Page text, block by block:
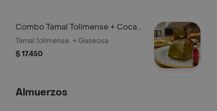
Combo Tamal Tolimense + Coca
Cola Sin Azúcar 300ml
Tamal tolimense. + Gaseosa
$ 17.450
Almuerzos